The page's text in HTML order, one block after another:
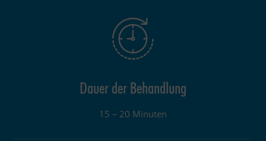
Dauer der Behandlung
15 – 20 Minuten